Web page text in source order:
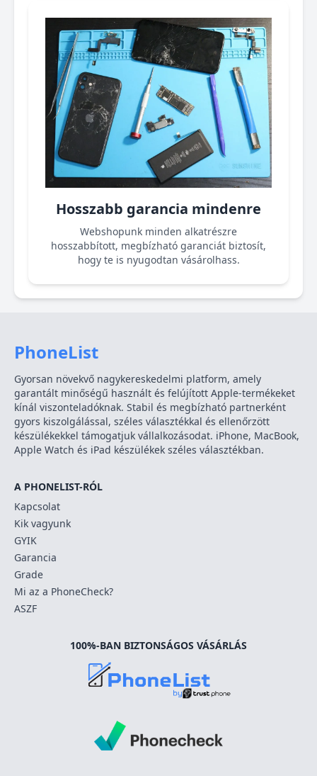
Hosszabb garancia mindenre
Webshopunk minden alkatrészre
hosszabbított, megbízható garanciát biztosít,
hogy te is nyugodtan vásárolhass.
PhoneList
Gyorsan növekvő nagykereskedelmi platform, amely
garantált minőségű használt és felújított Apple-termékeket
kínál viszonteladóknak. Stabil és megbízható partnerként
gyors kiszolgálással, széles választékkal és ellenőrzött
készülékekkel támogatjuk vállalkozásodat. iPhone, MacBook,
Apple Watch és iPad készülékek széles választékban.
A PHONELIST-RÓL
Kapcsolat
Kik vagyunk
GYIK
Garancia
Grade
Mi az a PhoneCheck?
ASZF
100%-BAN BIZTONSÁGOS VÁSÁRLÁS